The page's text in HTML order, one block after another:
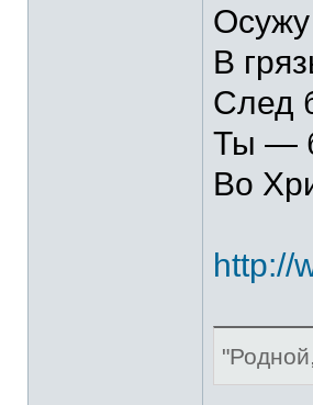
В
След
Ты —
Во
http://